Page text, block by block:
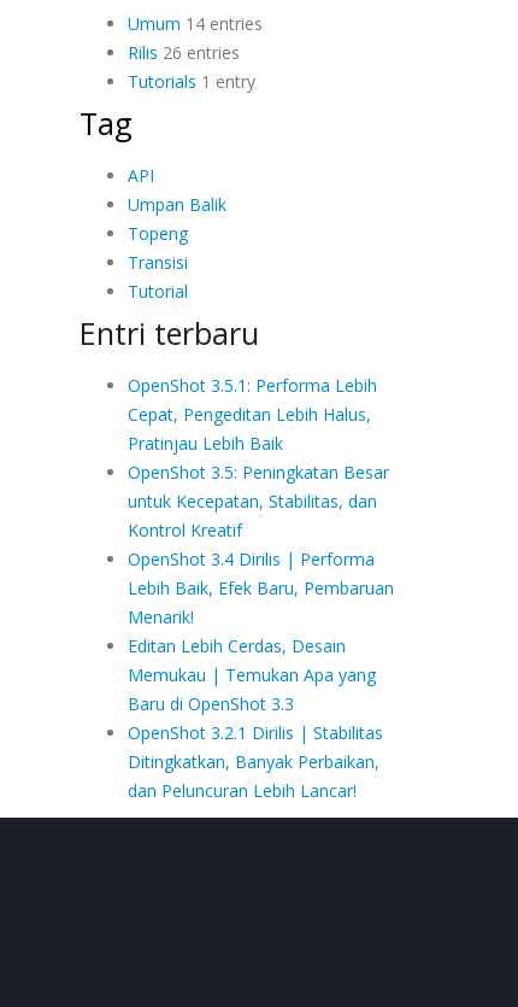
Umum 14 entries
Rilis 26 entries
Tutorials 1 entry
Tag
API
Umpan Balik
Topeng
Transisi
Tutorial
Entri terbaru
OpenShot 3.5.1: Performa Lebih
Cepat, Pengeditan Lebih Halus,
Pratinjau Lebih Baik
OpenShot 3.5: Peningkatan Besar
untuk Kecepatan, Stabilitas, dan
Kontrol Kreatif
OpenShot 3.4 Dirilis | Performa
Lebih Baik, Efek Baru, Pembaruan
Menarik!
Editan Lebih Cerdas, Desain
Memukau | Temukan Apa yang
Baru di OpenShot 3.3
OpenShot 3.2.1 Dirilis | Stabilitas
Ditingkatkan, Banyak Perbaikan,
dan Peluncuran Lebih Lancar!